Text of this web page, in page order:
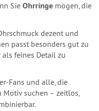
Sie Ohrringe mögen, die
dezent und
passt besonders gut zu
als feines Detail zu
und alle, die
suchen – zeitlos,